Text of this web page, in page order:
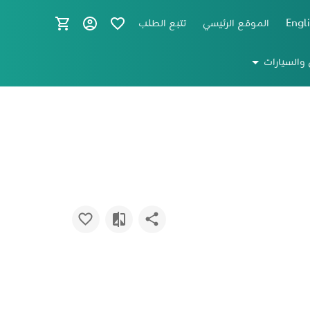
الموقع الرئيسي تتبع الطلب
والسيارات